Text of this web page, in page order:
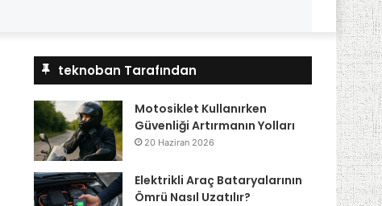
...
teknoban Tarafından
Motosiklet Kullanırken
Güvenliği Artırmanın Yolları
20 Haziran 2026
Elektrikli Araç Bataryalarının
Ömrü Nasıl Uzatılır?